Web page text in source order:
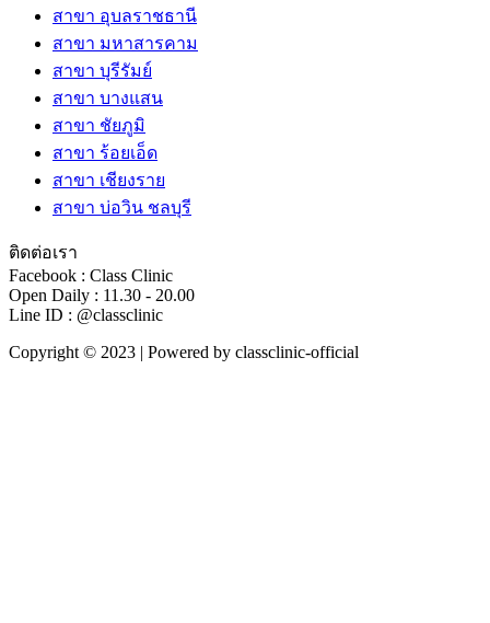
สาขา อุบลราชธานี
สาขา มหาสารคาม
สาขา บุรีรัมย์
สาขา บางแสน
สาขา ชัยภูมิ
สาขา ร้อยเอ็ด
สาขา เชียงราย
สาขา บ่อวิน ชลบุรี
ติดต่อเรา
Facebook : Class Clinic
Open Daily : 11.30 - 20.00
Line ID : @classclinic​
Copyright © 2023 | Powered by classclinic-official